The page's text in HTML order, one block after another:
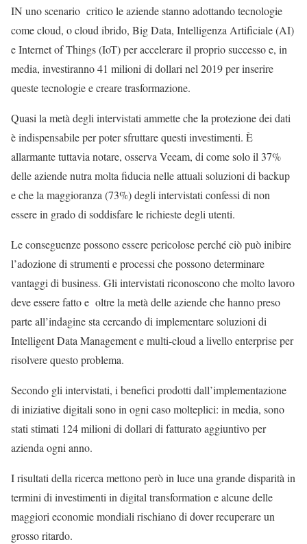
IN uno scenario critico le aziende stanno adottando tecnologie
come cloud, o cloud ibrido, Big Data, Intelligenza Artificiale (AI)
e Internet of Things (IoT) per accelerare il proprio successo e, in
media, investiranno 41 milioni di dollari nel 2019 per inserire
queste tecnologie e creare trasformazione.
Quasi la metà degli intervistati ammette che la protezione dei dati
è indispensabile per poter sfruttare questi investimenti. È
allarmante tuttavia notare, osserva Veeam, di come solo il 37%
delle aziende nutra molta fiducia nelle attuali soluzioni di backup
e che la maggioranza (73%) degli intervistati confessi di non
essere in grado di soddisfare le richieste degli utenti.
Le conseguenze possono essere pericolose perché ciò può inibire
l’adozione di strumenti e processi che possono determinare
vantaggi di business. Gli intervistati riconoscono che molto lavoro
deve essere fatto e oltre la metà delle aziende che hanno preso
parte all’indagine sta cercando di implementare soluzioni di
Intelligent Data Management e multi-cloud a livello enterprise per
risolvere questo problema.
Secondo gli intervistati, i benefici prodotti dall’implementazione
di iniziative digitali sono in ogni caso molteplici: in media, sono
stati stimati 124 milioni di dollari di fatturato aggiuntivo per
azienda ogni anno.
I risultati della ricerca mettono però in luce una grande disparità in
termini di investimenti in digital transformation e alcune delle
maggiori economie mondiali rischiano di dover recuperare un
grosso ritardo.